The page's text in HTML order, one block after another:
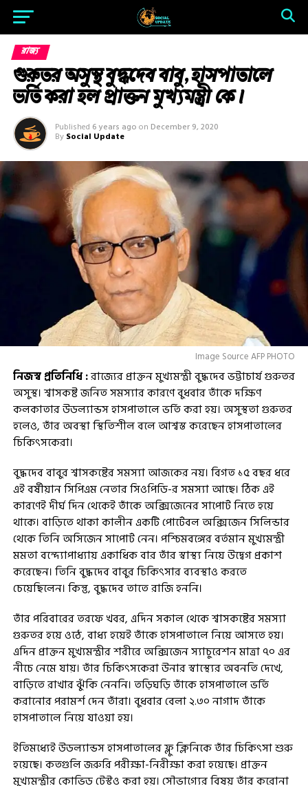
রাজ্য
গুরুতর অসুস্থ বুদ্ধদেব বাবু, হাসপাতালে
ভর্তি করা হল প্রাক্তন মুখ্যমন্ত্রী কে।
Published 6 years ago on December 9, 2020
By Social Update
Image Source AFP PHOTO
নিজস্ব প্রতিনিধি :রাজ্যের প্রাক্তন মুখ্যমন্ত্রী বুদ্ধদেব ভট্টাচার্য গুরুতর
অসুস্থ। শ্বাসকষ্ট জনিত সমস্যার কারণে বুধবার তাঁকে দক্ষিণ
কলকাতার উডল্যান্ডস হাসপাতালে ভর্তি করা হয়। অসুস্থতা গুরুতর
হলেও, তাঁর অবস্থা স্থিতিশীল বলে আশ্বস্ত করেছেন হাসপাতালের
চিকিৎসকেরা।
বুদ্ধদেব বাবুর শ্বাসকষ্টের সমস্যা আজকের নয়। বিগত ১৫ বছর ধরে
এই বর্ষীয়ান সিপিএম নেতার সিওপিডি-র সমস্যা আছে। ঠিক এই
কারণেই দীর্ঘ দিন থেকেই তাঁকে অক্সিজেনের সাপোর্ট নিতে হয়ে
থাকে। বাড়িতে থাকা কালীন একটি পোর্টেবল অক্সিজেন সিলিন্ডার
থেকে তিনি অসিজেন সাপোর্ট নেন। পশ্চিমবঙ্গের বর্তমান মুখ্যমন্ত্রী
মমতা বন্দ্যোপাধ্যায় একাধিক বার তাঁর স্বাস্থ্য নিয়ে উদ্বেগ প্রকাশ
করেছেন। তিনি বুদ্ধদেব বাবুর চিকিত্‍‌সার ব্যবস্থাও করতে
চেয়েছিলেন। কিন্তু, বুদ্ধদেব তাতে রাজি হননি।
তাঁর পরিবারের তরফে খবর, এদিন সকাল থেকে শ্বাসকষ্টের সমস্যা
গুরুতর হয়ে ওঠে, বাধ্য হয়েই তাঁকে হাসপাতালে নিয়ে আসতে হয়।
এদিন প্রাক্তন মুখ্যমন্ত্রীর শরীরে অক্সিজেন স্যাচুরেশন মাত্রা ৭০ এর
নীচে নেমে যায়। তাঁর চিকিৎসকেরা উনার স্বাস্থ্যের অবনতি দেখে,
বাড়িতে রাখার ঝুঁকি নেননি। তড়িঘড়ি তাঁকে হাসপাতালে ভর্তি
করানোর পরামর্শ দেন তাঁরা। বুধবার বেলা ২.৩০ নাগাদ তাঁকে
হাসপাতালে নিয়ে যাওয়া হয়।
ইতিমধ্যেই উডল্যান্ডস হাসপাতালের ফ্লু ক্লিনিকে তাঁর চিকিত্‍সা শুরু
হয়েছে। কতগুলি জরুরি পরীক্ষা-নিরীক্ষা করা হয়েছে। প্রাক্তন
মুখ্যমন্ত্রীর কোভিড টেস্টও করা হয়। সৌভাগ্যের বিষয় তাঁর করোনা